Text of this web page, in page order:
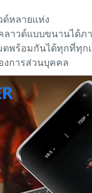
หลายแห่ง
าวด์แบบขนานได้ภ
พร้อมกันได้ทุกที่ทุ
งการส่วนบุคคล